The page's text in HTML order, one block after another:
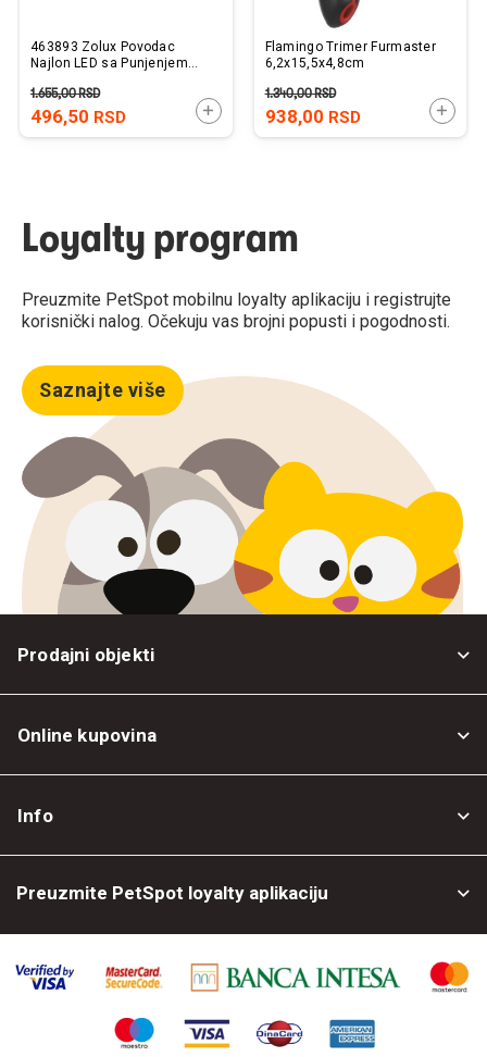
463893 Zolux Povodac
Najlon LED sa Punjenjem
496,50 RSD
1.655,00RSD
DODAJTE U KORPU
Flamingo Trimer Furmaster
6,2x15,5x4,8cm
938,00 RSD
1.340,00RSD
Loyalty program
Preuzmite PetSpot mobilnu loyalty aplikaciju i registrujte
korisnički nalog. Očekuju vas brojni popusti i pogodnosti.
Saznajte više
Prodajni objekti
Online kupovina
Info
Preuzmite PetSpot loyalty aplikaciju